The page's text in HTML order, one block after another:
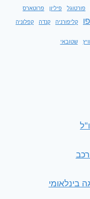
פורטוגל פיליון פרוטארס
קליפורניה קנדה קפלוניה
שטובאי
בינלאומי